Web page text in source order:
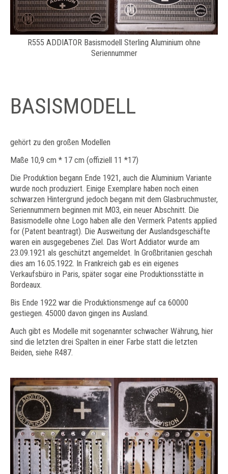
R555 ADDIATOR Basismodell Sterling Aluminium ohne
Seriennummer
BASISMODELL
gehört zu den großen Modellen
Maße 10,9 cm * 17 cm (offiziell 11 *17)
Die Produktion begann Ende 1921, auch die Aluminium Variante
wurde noch produziert. Einige Exemplare haben noch einen
schwarzen Hintergrund jedoch begann mit dem Glasbruchmuster,
Seriennummern beginnen mit M03, ein neuer Abschnitt. Die
Basismodelle ohne Logo haben alle den Vermerk Patents applied
for (Patent beantragt). Die Ausweitung der Auslandsgeschäfte
waren ein ausgegebenes Ziel. Das Wort Addiator wurde am
23.09.1921 als geschützt angemeldet. In Großbritanien geschah
dies am 16.05.1922. In Frankreich gab es ein eigenes
Verkaufsbüro in Paris, später sogar eine Produktionsstätte in
Bordeaux.
Bis Ende 1922 war die Produktionsmenge auf ca 60000
gestiegen. 45000 davon gingen ins Ausland.
Auch gibt es Modelle mit sogenannter schwacher Währung, hier
sind die letzten drei Spalten in einer Farbe statt die letzten
Beiden, siehe R487.